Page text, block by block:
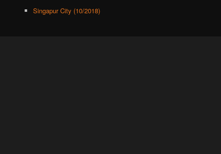
Singapur City (10/2018)